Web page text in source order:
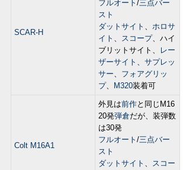
SCAR-H
フルオート /三点バー
スト
ダットサイト 、 ホロサ
イト 、 スコープ、ハイ
ブリットサイト、
レー
ザーサイト 、 サプレッ
サー、 フォアグリッ
プ、 M320装着可
Colt M16A1
外見は前作と同じM16
20発弾倉だが、装弾数
は30発
フルオート /三点バー
スト
ダットサイト 、 スコー